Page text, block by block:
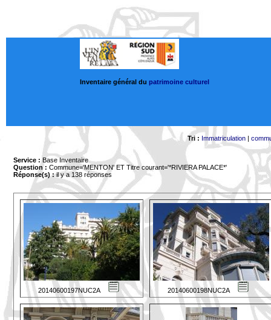
Inventaire général du patrimoine culturel
Tri : Immatriculation|
Service : Base Inventaire
Question : Commune='MENTON' ET Titre courant='*RIVIERA PALACE*'
Réponse(s) :il y a 138 réponses
20140600197NUC2A 20140600198NUC2A